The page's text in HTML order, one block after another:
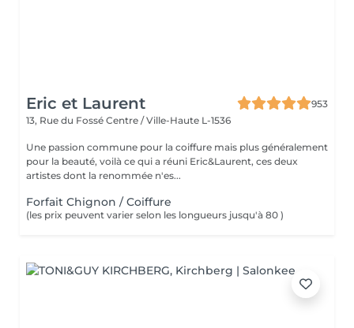
Eric et Laurent
953
13, Rue du Fossé Centre / Ville-Haute L-1536
Une passion commune pour la coiffure mais plus généralement
pour la beauté, voilà ce qui a réuni Eric&Laurent, ces deux
artistes dont la renommée n'es...
Forfait Chignon / Coiffure
(les prix peuvent varier selon les longueurs jusqu'à 80 )